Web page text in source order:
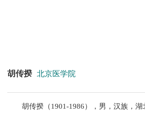
胡传揆 北京医学院
胡传揆（1901-1986），男，汉族，